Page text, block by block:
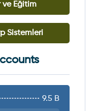
ve Eğitim
Sistemleri
9.5 B